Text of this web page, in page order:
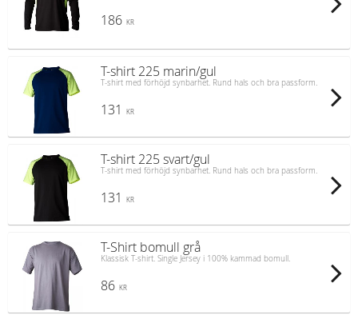
186 KR
T-shirt 225 marin/gul
T-shirt med förhöjd synbarhet. Rund hals och bra passform.
131 KR
T-shirt 225 svart/gul
T-shirt med förhöjd synbarhet. Rund hals och bra passform.
131 KR
T-Shirt bomull grå
Klassisk T-shirt. Single Jersey i 100% kammad bomull.
86 KR